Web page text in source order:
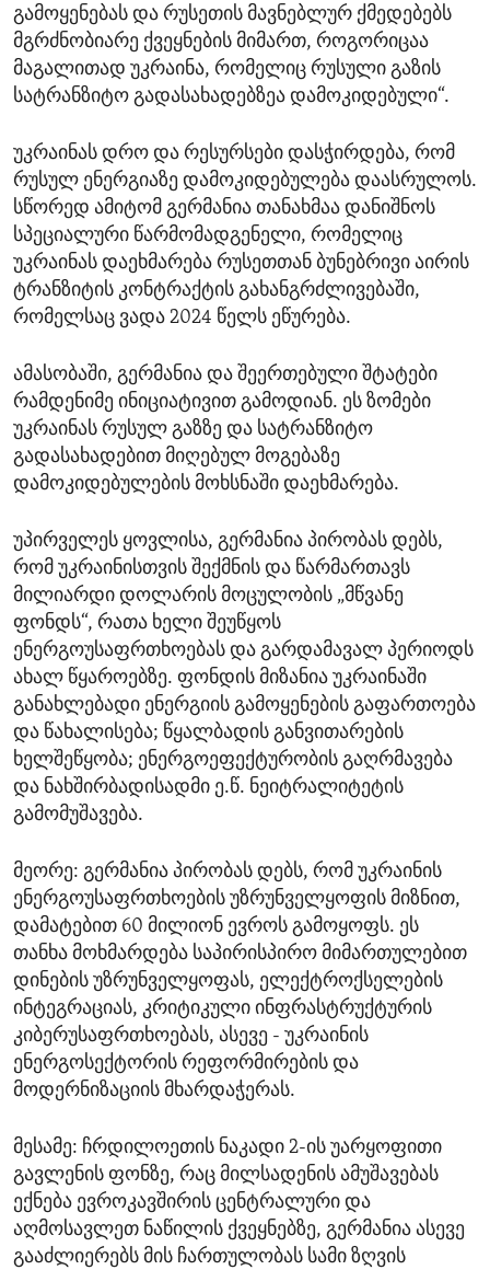
გამოყენებას და რუსეთის მავნებლურ ქმედებებს
მგრძნობიარე ქვეყნების მიმართ, როგორიცაა
მაგალითად უკრაინა, რომელიც რუსული გაზის
სატრანზიტო გადასახადებზეა დამოკიდებული“.
უკრაინას დრო და რესურსები დასჭირდება, რომ
რუსულ ენერგიაზე დამოკიდებულება დაასრულოს.
სწორედ ამიტომ გერმანია თანახმაა დანიშნოს
სპეციალური წარმომადგენელი, რომელიც
უკრაინას დაეხმარება რუსეთთან ბუნებრივი აირის
ტრანზიტის კონტრაქტის გახანგრძლივებაში,
რომელსაც ვადა 2024 წელს ეწურება.
ამასობაში, გერმანია და შეერთებული შტატები
რამდენიმე ინიციატივით გამოდიან. ეს ზომები
უკრაინას რუსულ გაზზე და სატრანზიტო
გადასახადებით მიღებულ მოგებაზე
დამოკიდებულების მოხსნაში დაეხმარება.
უპირველეს ყოვლისა, გერმანია პირობას დებს,
რომ უკრაინისთვის შექმნის და წარმართავს
მილიარდი დოლარის მოცულობის „მწვანე
ფონდს“, რათა ხელი შეუწყოს
ენერგოუსაფრთხოებას და გარდამავალ პერიოდს
ახალ წყაროებზე. ფონდის მიზანია უკრაინაში
განახლებადი ენერგიის გამოყენების გაფართოება
და წახალისება; წყალბადის განვითარების
ხელშეწყობა; ენერგოეფექტურობის გაღრმავება
და ნახშირბადისადმი ე.წ. ნეიტრალიტეტის
გამომუშავება.
მეორე: გერმანია პირობას დებს, რომ უკრაინის
ენერგოუსაფრთხოების უზრუნველყოფის მიზნით,
დამატებით 60 მილიონ ევროს გამოყოფს. ეს
თანხა მოხმარდება საპირისპირო მიმართულებით
დინების უზრუნველყოფას, ელექტროქსელების
ინტეგრაციას, კრიტიკული ინფრასტრუქტურის
კიბერუსაფრთხოებას, ასევე - უკრაინის
ენერგოსექტორის რეფორმირების და
მოდერნიზაციის მხარდაჭერას.
მესამე: ჩრდილოეთის ნაკადი 2-ის უარყოფითი
გავლენის ფონზე, რაც მილსადენის ამუშავებას
ექნება ევროკავშირის ცენტრალური და
აღმოსავლეთ ნაწილის ქვეყნებზე, გერმანია ასევე
გააძლიერებს მის ჩართულობას სამი ზღვის